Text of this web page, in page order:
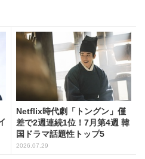
Netflix時代劇「トングン」僅
差で2週連続1位！7月第4週 韓
国ドラマ話題性トップ5
2026.07.29